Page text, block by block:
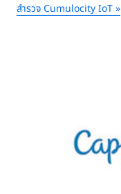
สำรวจ Cumulocity IoT »